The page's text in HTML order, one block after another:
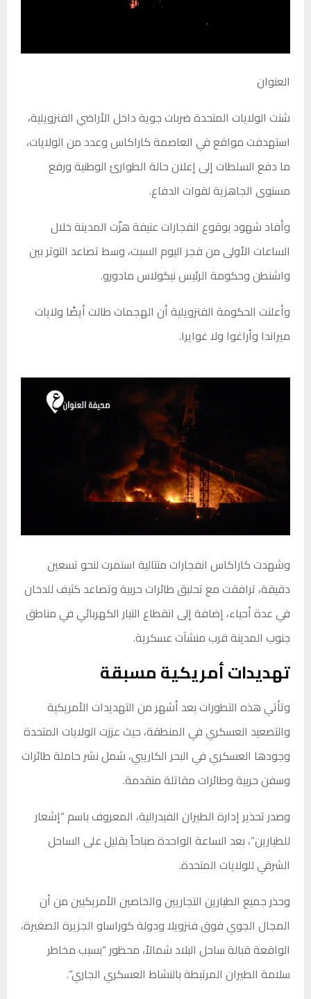
العنوان
شنت الولايات المتحدة ضربات جوية داخل الأراضي الفنزويلية،
استهدفت مواقع في العاصمة كاراكاس وعدد من الولايات،
ما دفع السلطات إلى إعلان حالة الطوارئ الوطنية ورفع
مستوى الجاهزية لقوات الدفاع.
وأفاد شهود بوقوع انفجارات عنيفة هزّت المدينة خلال
الساعات الأولى من فجر اليوم السبت، وسط تصاعد التوتر بين
واشنطن وحكومة الرئيس نيكولاس مادورو.
وأعلنت الحكومة الفنزويلية أن الهجمات طالت أيضًا ولايات
ميراندا وأراغوا ولا غوايرا.
وشهدت كاراكاس انفجارات متتالية استمرت لنحو تسعين
دقيقة، ترافقت مع تحليق طائرات حربية وتصاعد كثيف للدخان
في عدة أحياء، إضافة إلى انقطاع التيار الكهربائي في مناطق
جنوب المدينة قرب منشآت عسكرية.
تهديدات أمريكية مسبقة
وتأتي هذه التطورات بعد أشهر من التهديدات الأمريكية
والتصعيد العسكري في المنطقة، حيث عززت الولايات المتحدة
وجودها العسكري في البحر الكاريبي، شمل نشر حاملة طائرات
وسفن حربية وطائرات مقاتلة متقدمة.
وصدر تحذير إدارة الطيران الفيدرالية، المعروف باسم “إشعار
للطيارين”، بعد الساعة الواحدة صباحاً بقليل على الساحل
الشرقي للولايات المتحدة.
وحذر جميع الطيارين التجاريين والخاصين الأمريكيين من أن
المجال الجوي فوق فنزويلا ودولة كوراساو الجزيرة الصغيرة،
الواقعة قبالة ساحل البلاد شمالاً، محظور “بسبب مخاطر
سلامة الطيران المرتبطة بالنشاط العسكري الجاري”.